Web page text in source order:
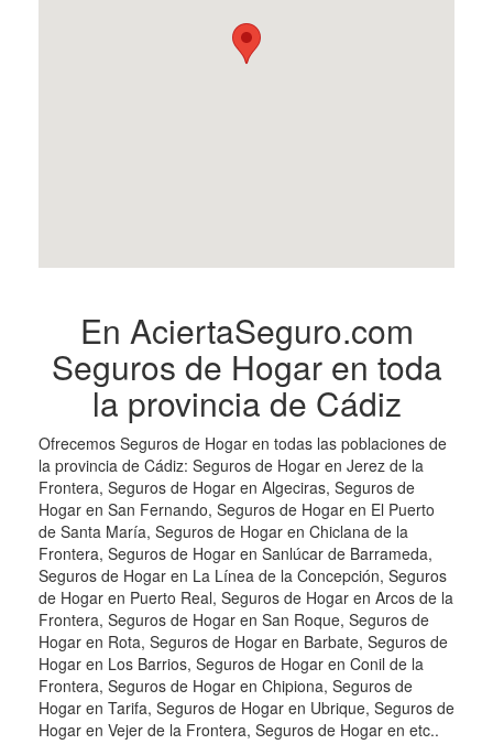
En AciertaSeguro.com
Seguros de Hogar en toda
la provincia de Cádiz
Ofrecemos Seguros de Hogar en todas las poblaciones de
la provincia de Cádiz: Seguros de Hogar en Jerez de la
Frontera, Seguros de Hogar en Algeciras, Seguros de
Hogar en San Fernando, Seguros de Hogar en El Puerto
de Santa María, Seguros de Hogar en Chiclana de la
Frontera, Seguros de Hogar en Sanlúcar de Barrameda,
Seguros de Hogar en La Línea de la Concepción, Seguros
de Hogar en Puerto Real, Seguros de Hogar en Arcos de la
Frontera, Seguros de Hogar en San Roque, Seguros de
Hogar en Rota, Seguros de Hogar en Barbate, Seguros de
Hogar en Los Barrios, Seguros de Hogar en Conil de la
Frontera, Seguros de Hogar en Chipiona, Seguros de
Hogar en Tarifa, Seguros de Hogar en Ubrique, Seguros de
Hogar en Vejer de la Frontera, Seguros de Hogar en etc..